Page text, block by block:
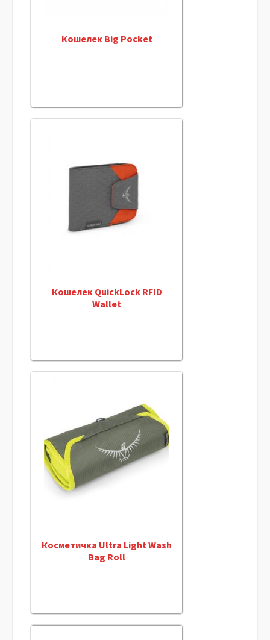
Кошелек Big Pocket
Кошелек QuickLock RFID
Wallet
Косметичка Ultra Light Wash
Bag Roll